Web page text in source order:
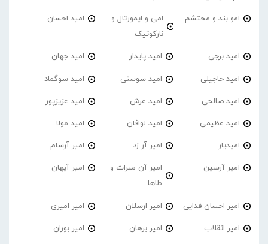
امو بند و محتشم
امی و ایمورتال و
نارکوتیک
امید احسان
امید برجی امید پایدار امید جهان
امید حاجیلی امید سوسنی امید سوگماد
امید صالحی امید عرش امید عزیزپور
امید عظیمی امید لوافان امید مولا
امیدیار امیر آر زد امیر آرسام
امیر آرسین
امیر آن میراث و
طاها
امیر آیهان
امیر احسان فدایی امیر ارسلان امیر امیری
امیر انقلاب امیر برهان امیر‌ بوران